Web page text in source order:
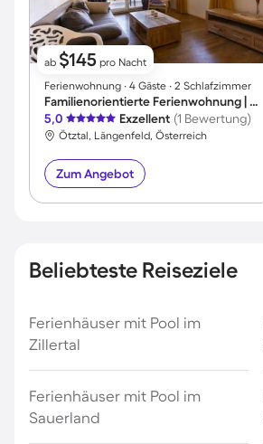
ab $145 pro Nacht
Ferienwohnung ∙ 4 Gäste ∙ 2 Schlafzimmer
Familienorientierte Ferienwohnung | Bergblick
5,0
Exzellent (1 Bewertung)
Ötztal, Längenfeld, Österreich
Zum Angebot
Beliebteste Reiseziele
Ferienhäuser mit Pool im
Zillertal
Ferienhäuser mit Pool im
Sauerland